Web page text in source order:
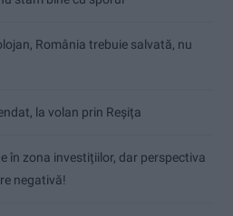
România trebuie salvată, nu
la volan prin Reșița
în zona investițiilor, dar perspectiva
negativă!